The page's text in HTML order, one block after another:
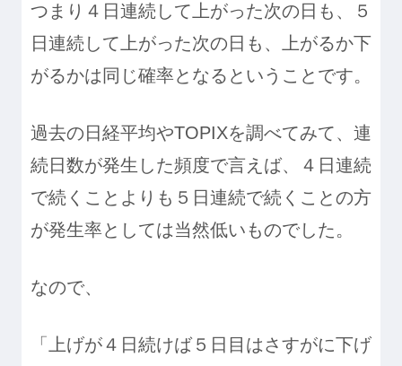
つまり４日連続して上がった次の日も、５
日連続して上がった次の日も、上がるか下
がるかは同じ確率となるということです。
過去の日経平均やTOPIXを調べてみて、連
続日数が発生した頻度で言えば、４日連続
で続くことよりも５日連続で続くことの方
が発生率としては当然低いものでした。
なので、
「上げが４日続けば５日目はさすがに下げ